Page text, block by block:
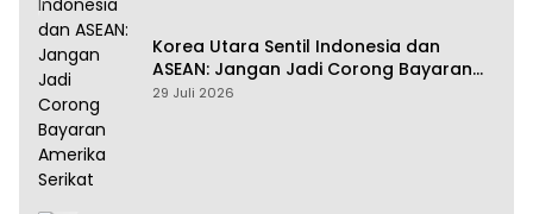
Korea Utara Sentil Indonesia dan
ASEAN: Jangan Jadi Corong Bayaran
Amerika Serikat
29 Juli 2026